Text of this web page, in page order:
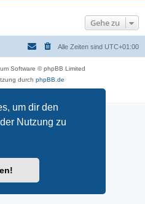
um dir den
Nutzung zu
Gehe zu
Alle Zeiten sind UTC+01:00
Software © phpBB Limited
durch phpBB.de